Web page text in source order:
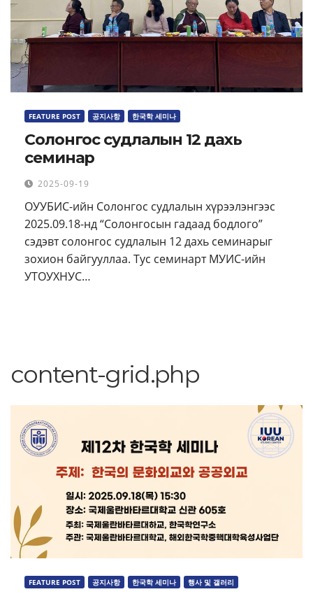
FEATURE POST 공지사항 한국학 세미나
Солонгос судлалын 12 дахь
семинар
2025-09-19
ОУУБИС-ийн Солонгос судлалын хүрээлэнгээс
2025.09.18-нд “Солонгосын гадаад бодлого”
сэдэвт солонгос судлалын 12 дахь семинарыг
зохион байгууллаа. Тус семинарт МУИС-ийн
УТОУХНУС…
content-grid.php
FEATURE POST 공지사항 한국학 세미나 행사 및 갤러리